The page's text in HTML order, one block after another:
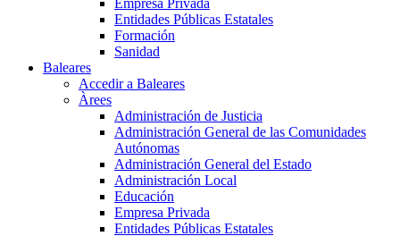
Empresa Privada
Entidades Públicas Estatales
Formación
Sanidad
Baleares
Accedir a Baleares
Àrees
Administración de Justicia
Administración General de las Comunidades
Autónomas
Administración General del Estado
Administración Local
Educación
Empresa Privada
Entidades Públicas Estatales